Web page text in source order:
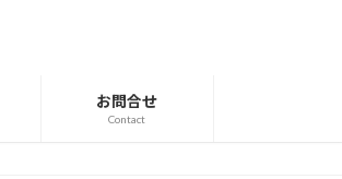
お問合せ
Contact